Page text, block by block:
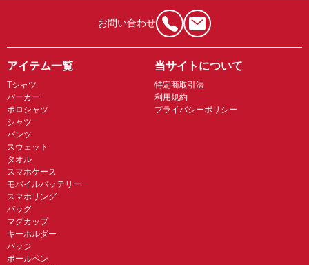
お問い合わせ
アイテム一覧
Tシャツ
パーカー
ポロシャツ
シャツ
パンツ
スウェット
タオル
スマホケース
モバイルバッテリー
スマホリング
バッグ
マグカップ
キーホルダー
バッジ
ボールペン
当サイトについて
特定商取引法
利用規約
プライバシーポリシー